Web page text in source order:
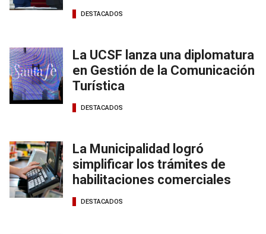
DESTACADOS
La UCSF lanza una diplomatura
en Gestión de la Comunicación
Turística
DESTACADOS
La Municipalidad logró
simplificar los trámites de
habilitaciones comerciales
DESTACADOS